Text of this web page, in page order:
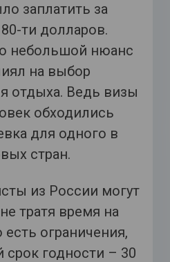
заплатить за
ти долларов.
небольшой нюанс
на выбор
отдыха. Ведь визы
обходились
для одного в
стран.
из России могут
тратя время на
ограничения,
срок годности – 30